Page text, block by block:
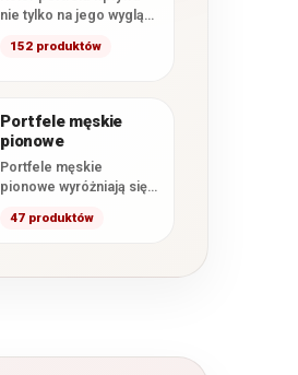
nie tylko na jego wygląd,
będzie komponował
152 produktów
Portfele męskie
pionowe
Portfele męskie
pionowe wyróżniają się
wertykalnym układem
47 produktów